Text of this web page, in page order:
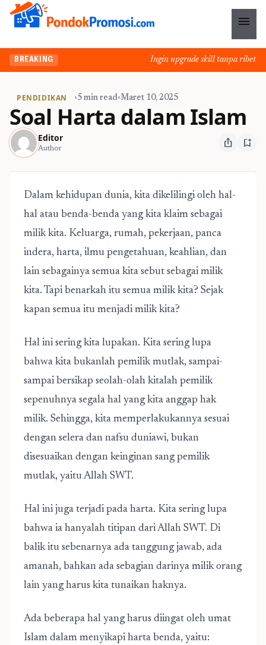
menu
BREAKING Ingin upgrade skill tanpa ribet?
PENDIDIKAN •5 min read•Maret 10, 2025
Soal Harta dalam Islam
Editor
Author ios_share bookmark_add
Dalam kehidupan dunia, kita dikelilingi oleh hal-
hal atau benda-benda yang kita klaim sebagai
milik kita. Keluarga, rumah, pekerjaan, panca
indera, harta, ilmu pengetahuan, keahlian, dan
lain sebagainya semua kita sebut sebagai milik
kita. Tapi benarkah itu semua milik kita? Sejak
kapan semua itu menjadi milik kita?
Hal ini sering kita lupakan. Kita sering lupa
bahwa kita bukanlah pemilik mutlak, sampai-
sampai bersikap seolah-olah kitalah pemilik
sepenuhnya segala hal yang kita anggap hak
milik. Sehingga, kita memperlakukannya sesuai
dengan selera dan nafsu duniawi, bukan
disesuaikan dengan keinginan sang pemilik
mutlak, yaitu Allah SWT.
Hal ini juga terjadi pada harta. Kita sering lupa
bahwa ia hanyalah titipan dari Allah SWT. Di
balik itu sebenarnya ada tanggung jawab, ada
amanah, bahkan ada sebagian darinya milik orang
lain yang harus kita tunaikan haknya.
Ada beberapa hal yang harus diingat oleh umat
Islam dalam menyikapi harta benda, yaitu: